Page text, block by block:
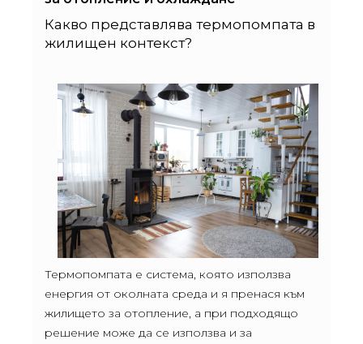
Какво представлява термопомпата в
жилищен контекст?
Термопомпата е система, която използва
енергия от околната среда и я пренася към
жилището за отопление, а при подходящо
решение може да се използва и за